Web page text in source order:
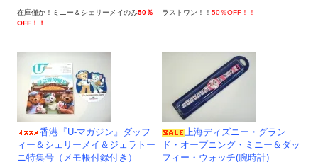
在庫僅か！ミニー＆シェリーメイのみ50％
OFF！！
ラストワン！！50％OFF！！
香港『U-マガジン』ダッフ
ィー＆シェリーメイ＆ジェラトー
ニ特集号（メモ帳付録付き）
上海ディズニー・グラン
ド・オープニング・ミニー＆ダッ
フィー・ウォッチ(腕時計)